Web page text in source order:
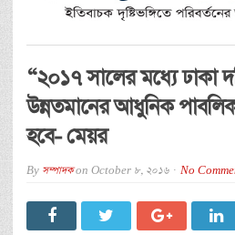
“২০১৭ সালের মধ্যে ঢাকা
উন্নতমানের আধুনিক
হবে- মেয়র
By সম্পাদকon October 8, 2016 No